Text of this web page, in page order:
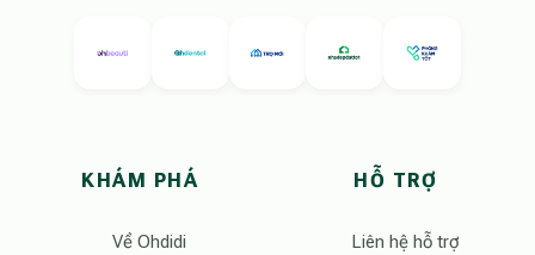
KHÁM PHÁ
Về Ohdidi
HỖ TRỢ
Liên hệ hỗ trợ